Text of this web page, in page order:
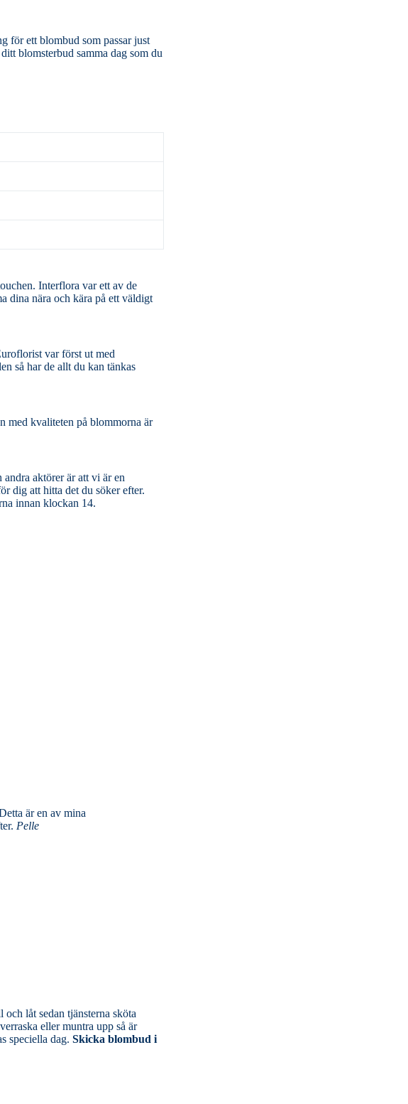
för ett blombud som passar just
av de
dina nära och kära på ett väldigt
så har de allt du kan tänkas
med kvaliteten på blommorna är
aktörer är att vi är en
dig att hitta det du söker efter.
innan klockan 14.
efter. Pelle
låt sedan tjänsterna sköta
speciella dag. Skicka blombud i